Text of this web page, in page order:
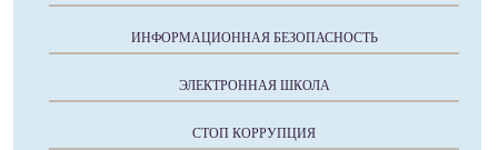
ИНФОРМАЦИОННАЯ БЕЗОПАСНОСТЬ
ЭЛЕКТРОННАЯ ШКОЛА
СТОП КОРРУПЦИЯ